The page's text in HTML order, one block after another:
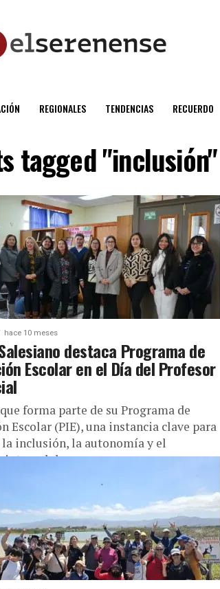
REGIONALES TENDENCIAS RECUERDO
tagged "inclusión"
hace 10 meses
destaca Programa de
Escolar en el Día del Profesor
forma parte de su Programa de
Escolar (PIE), una instancia clave para
inclusión, la autonomía y el
integral de...